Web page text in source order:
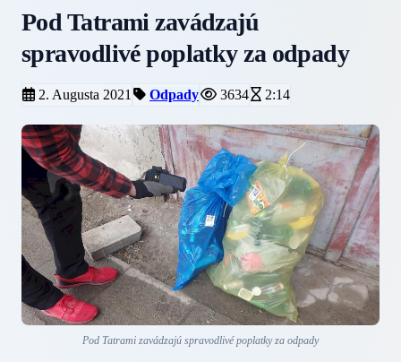
Pod Tatrami zavádzajú
spravodlivé poplatky za odpady
2. Augusta 2021 Odpady 3634 2:14
Pod Tatrami zavádzajú spravodlivé poplatky za odpady